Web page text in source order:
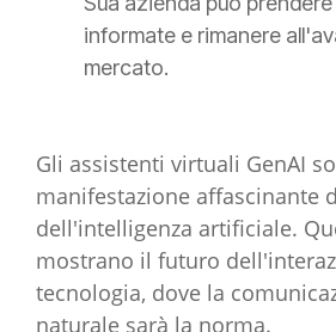
informate e rimanere
mercato.
Gli assistenti virtuali GenAI
manifestazione affascinante
dell'intelligenza artificiale.
mostrano il futuro
tecnologia, dove la
naturale sarà la norma.